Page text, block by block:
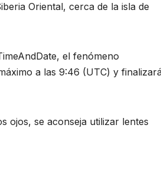
Oriental, cerca de la isla de
el fenómeno
a las 9:46 (UTC) y
ojos, se aconseja utilizar lentes